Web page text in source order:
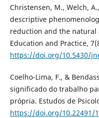
Christensen, M., Welch,
descriptive
reduction and the
Education and Practice,
https://doi.org/10.5430/
Coelho-Lima, F., &
significado do trabalho
própria. Estudos de
https://doi.org/10.22491/